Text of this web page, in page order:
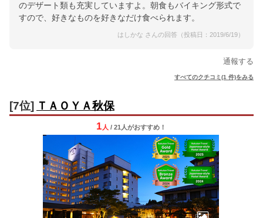
のデザート類も充実していますよ。朝食もバイキング形式で
すので、好きなものを好きなだけ食べられます。
はしかな さんの回答（投稿日：2019/6/19）
通報する
すべてのクチコミ(1 件)をみる
[7位] ＴＡＯＹＡ秋保
1 人 / 21人がおすすめ！